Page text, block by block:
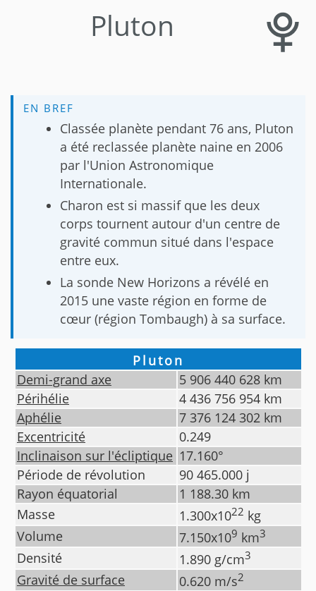
Pluton
EN BREF
Classée planète pendant 76 ans, Pluton
a été reclassée planète naine en 2006
par l'Union Astronomique
Internationale.
Charon est si massif que les deux
corps tournent autour d'un centre de
gravité commun situé dans l'espace
entre eux.
La sonde New Horizons a révélé en
2015 une vaste région en forme de
cœur (région Tombaugh) à sa surface.
Pluton
Demi-grand axe
5 906 440 628 km
Périhélie
4 436 756 954 km
Aphélie
7 376 124 302 km
Excentricité
0.249
Inclinaison sur l'écliptique 17.160°
Période de révolution
90 465.000 j
Rayon équatorial
1 188.30 km
Masse
1.300x1022 kg
Volume
7.150x109 km3
Densité 1.890 g/cm3
Gravité de surface 0.620 m/s2